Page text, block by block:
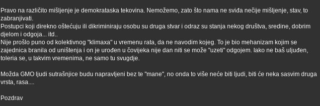
Pravo na različito mišljenje je demokrataska tekovina. Nemožemo, zato što nama ne sviđa nečije mišljenje, stav, to
zabranjivati.
Postupci koji direkno oštećuju ili dikriminiraju osobu su druga stvar i odraz su stanja nekog društva, sredine, dobrim
djelom i odgoja... itd..
Nije prošlo puno od kolektivnog "klimaxa" u vremenu rata, da ne navodim kojeg. To je bio mehanizam kojim se
zajednica branila od uništenja i on je urođen u čovijeka nije dan niti se može "uzeti" odgojem. Iako ne baš uljuđen,
toleria se, u takvim vremenima, ne samo tu svugdje.
Možda GMO ljudi sutrašnjice budu napravljeni bez te "mane", no onda to više neće biti ljudi, biti će neka sasvim druga
vrsta, rasa....
Pozdrav